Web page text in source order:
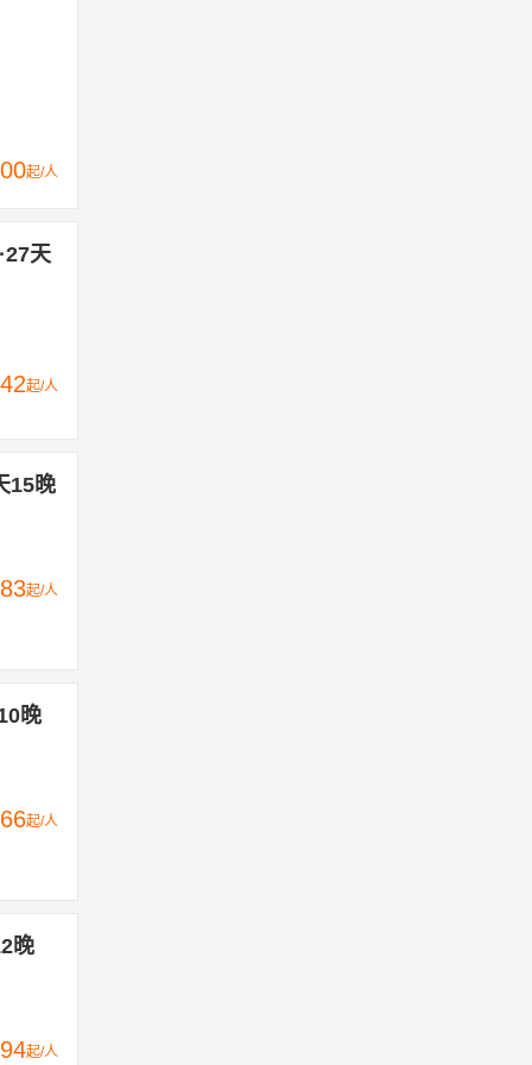
起/人
天
起/人
15晚
起/人
晚
起/人
晚
起/人